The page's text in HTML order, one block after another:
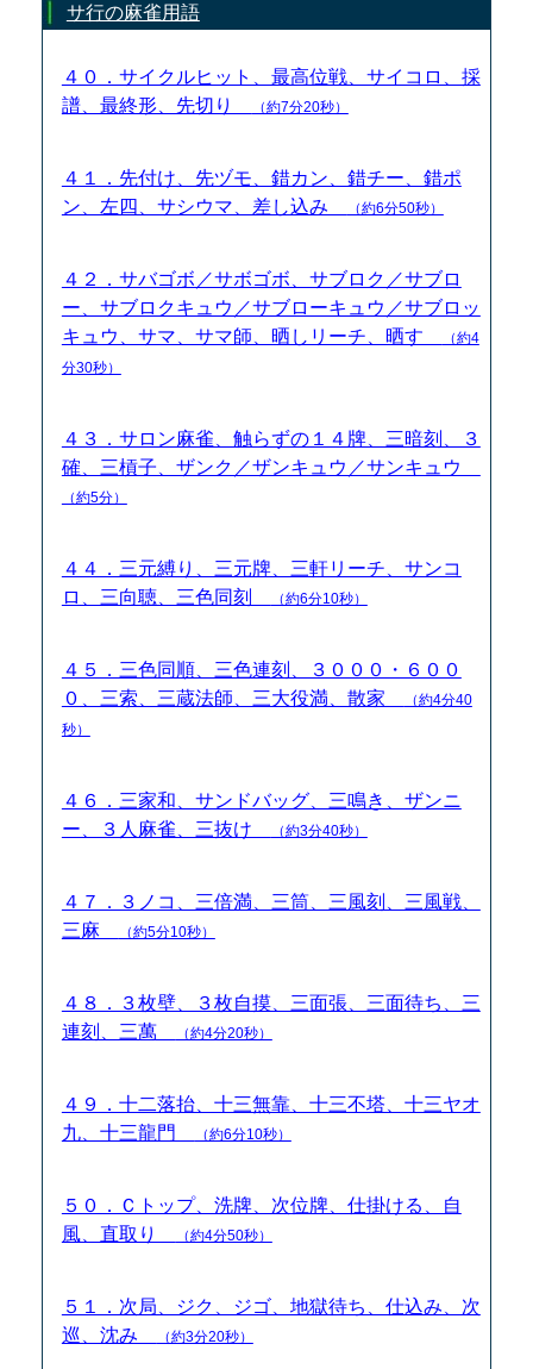
サ行の麻雀用語
４０．サイクルヒット、最高位戦、サイコロ、採
譜、最終形、先切り
（約7分20秒）
４１．先付け、先ヅモ、錯カン、錯チー、錯ポ
ン、左四、サシウマ、差し込み
（約6分50秒）
４２．サバゴボ／サボゴボ、サブロク／サブロ
ー、サブロクキュウ／サブローキュウ／サブロッ
キュウ、サマ、サマ師、晒しリーチ、晒す
（約4
分30秒）
４３．サロン麻雀、触らずの１４牌、三暗刻、３
確、三槓子、ザンク／ザンキュウ／サンキュウ
（約5分）
４４．三元縛り、三元牌、三軒リーチ、サンコ
ロ、三向聴、三色同刻
（約6分10秒）
４５．三色同順、三色連刻、３０００・６００
０、三索、三蔵法師、三大役満、散家
（約4分40
秒）
４６．三家和、サンドバッグ、三鳴き、ザンニ
ー、３人麻雀、三抜け
（約3分40秒）
４７．３ノコ、三倍満、三筒、三風刻、三風戦、
三麻
（約5分10秒）
４８．３枚壁、３枚自摸、三面張、三面待ち、三
連刻、三萬
（約4分20秒）
４９．十二落抬、十三無靠、十三不塔、十三ヤオ
九、十三龍門
（約6分10秒）
５０．Ｃトップ、洗牌、次位牌、仕掛ける、自
風、直取り
（約4分50秒）
５１．次局、ジク、ジゴ、地獄待ち、仕込み、次
巡、沈み
（約3分20秒）